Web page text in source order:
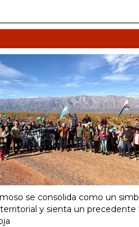
se consolida como un
y sienta un precedente